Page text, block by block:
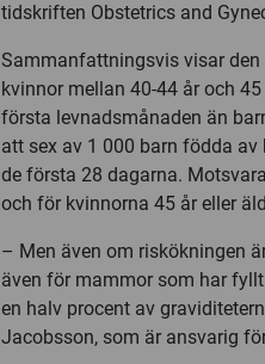
tidskriften Obstetrics and
Sammanfattningsvis visar
kvinnor mellan 40-44 år och
första levnadsmånaden än
att sex av 1 000 barn födda
de första 28 dagarna.
och för kvinnorna 45 år eller
– Men även om riskökningen
även för mammor som har
en halv procent av
Jacobsson, som är ansvarig